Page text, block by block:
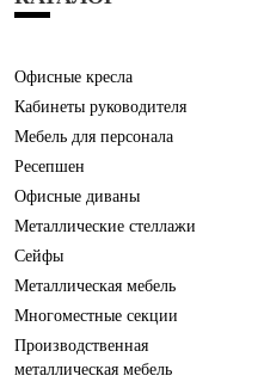
Офисные кресла
Кабинеты руководителя
Мебель для персонала
Ресепшен
Офисные диваны
Металлические стеллажи
Сейфы
Металлическая мебель
Многоместные секции
Производственная
металлическая мебель